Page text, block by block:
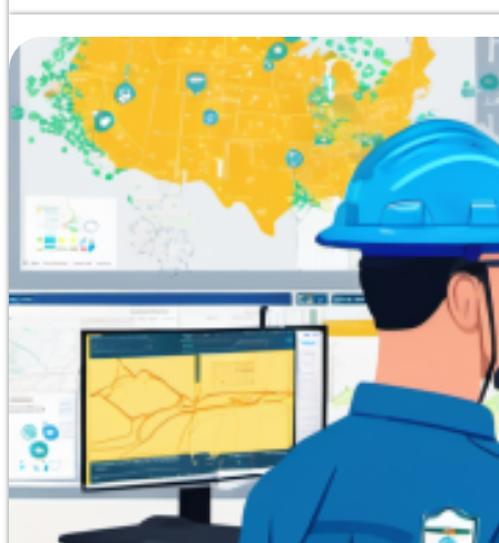
Курс повышения квалификации объемом 40
инженеров-теплоэнергетиков и руководителей,
организовано в дистанционном формате в Твери.
безопасного функционирования тепловых сетей,
промышленных и отопительных котельных, а также
нормативным требованиям. Проверка знаний
без лимита времени и количества заходов, что
попытки. Никаких защит и написания рефератов.
бюджетный вариант обучения в своей нише.
автоматизирована. Успешный результат теста в
образовательный документ и приказ, заверенные
учебного отдела. В течение 30 минут документ может